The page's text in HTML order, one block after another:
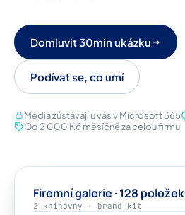
Domluvit 30min ukázku
Podívat se, co umí
Média zůstávají u vás v Microsoft 365
Od 2 000 Kč měsíčně za celou firmu
Firemní galerie · 128 položek
2 knihovny · brand kit
FOT VID
BR
FOT